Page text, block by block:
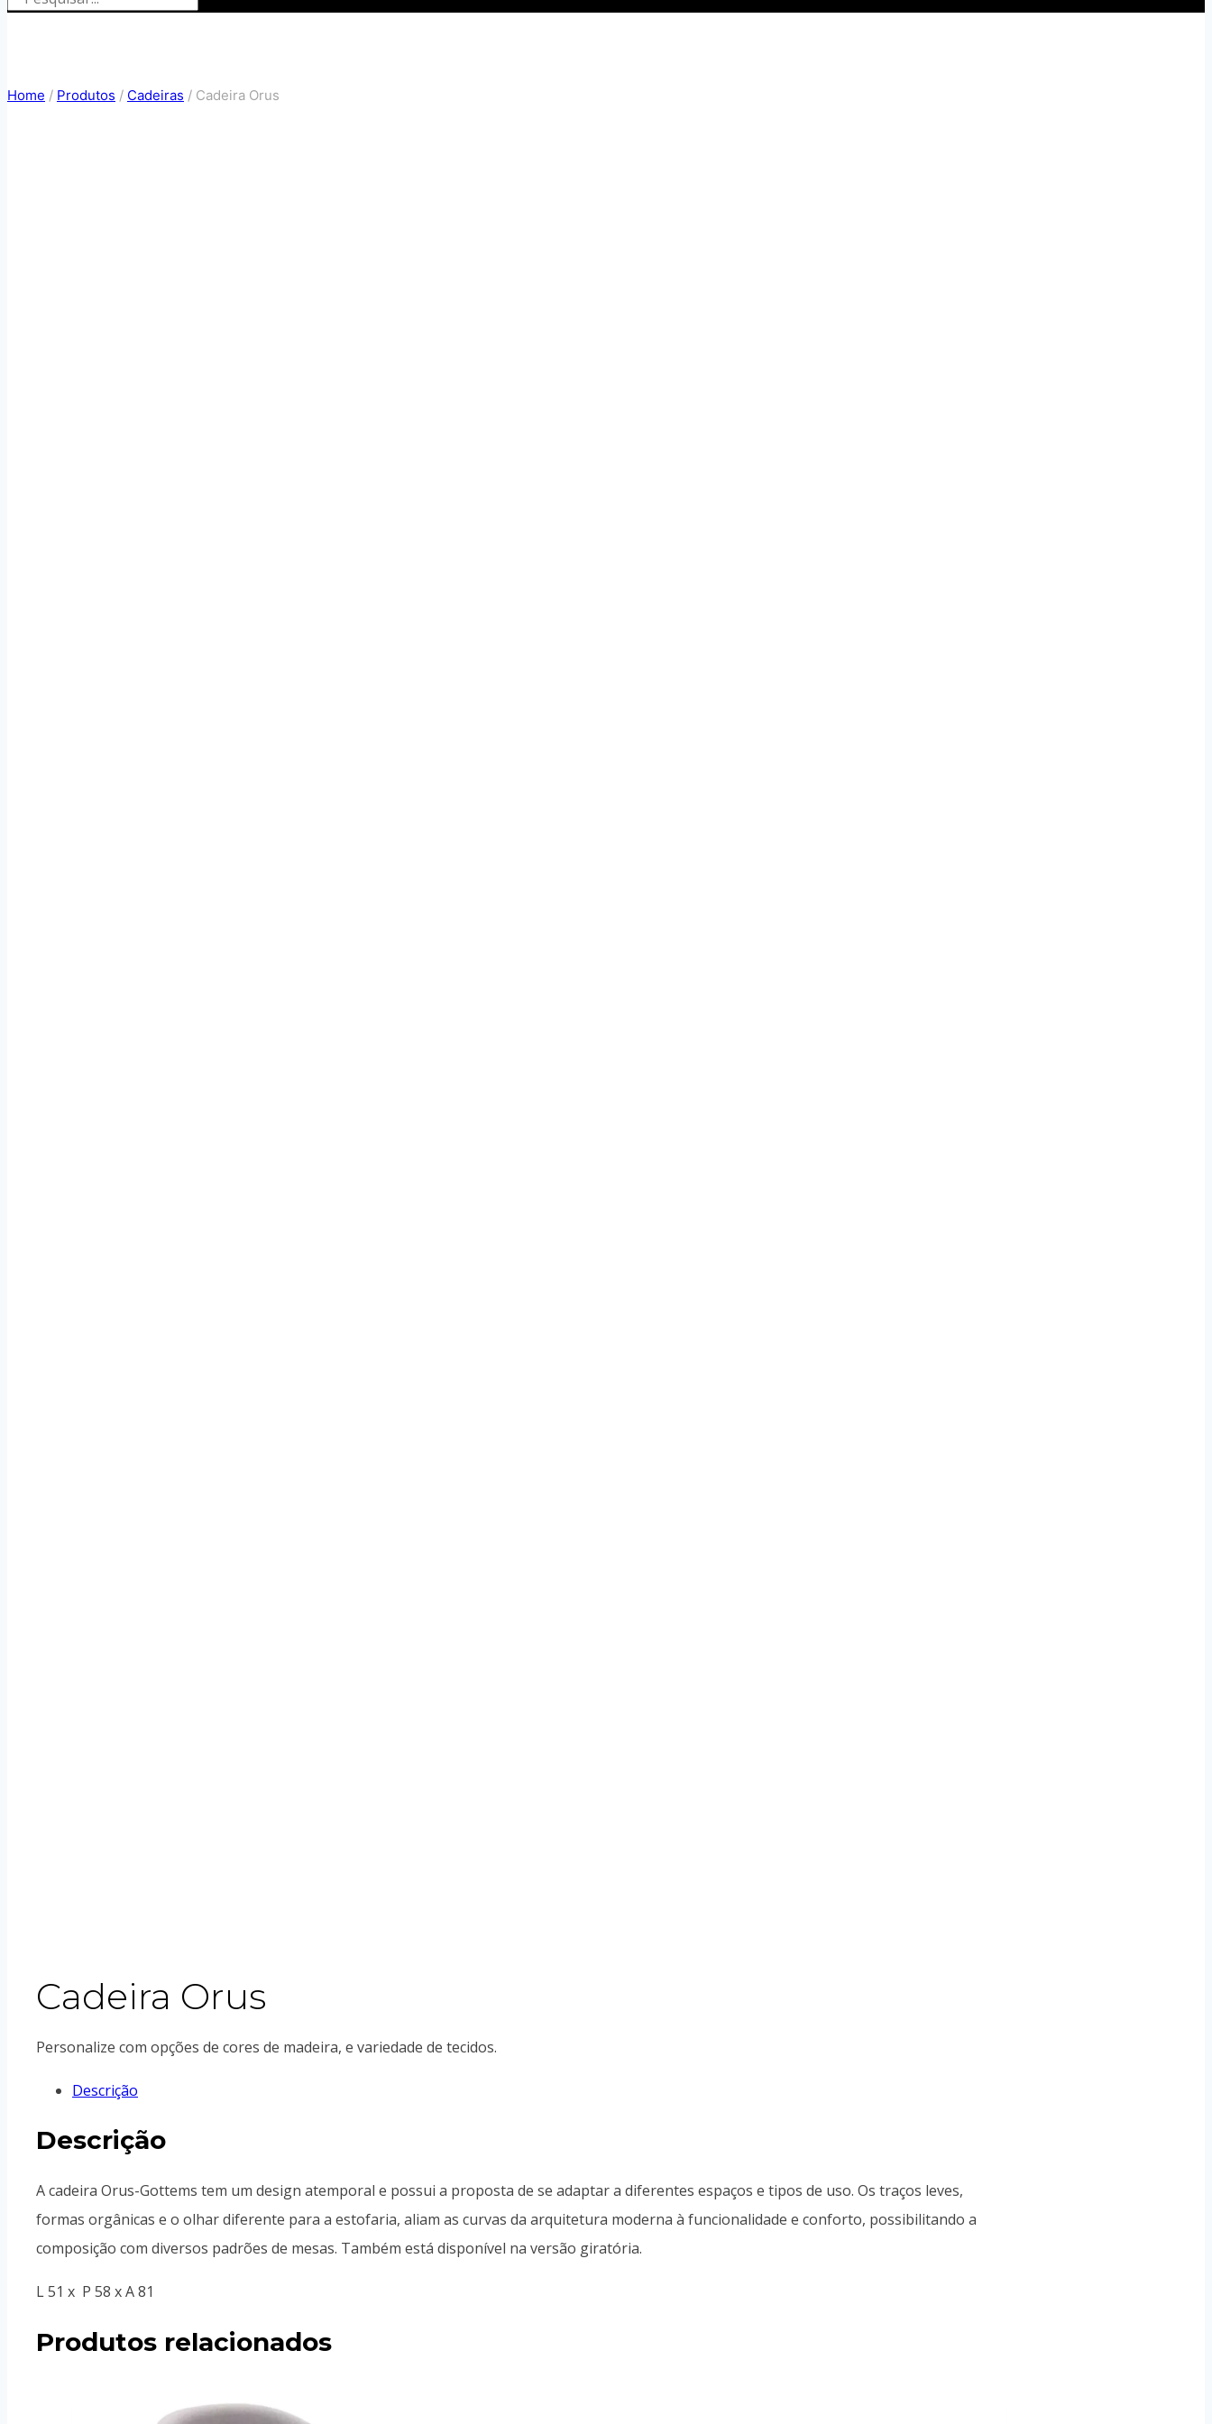
Home / Produtos / Cadeiras / Cadeira Orus
Cadeira Orus
Personalize com opções de cores de madeira, e variedade de tecidos.
Descrição
Descrição
A cadeira Orus-Gottems tem um design atemporal e possui a proposta de se adaptar a diferentes espaços e tipos de uso. Os traços leves,
formas orgânicas e o olhar diferente para a estofaria, aliam as curvas da arquitetura moderna à funcionalidade e conforto, possibilitando a
composição com diversos padrões de mesas. Também está disponível na versão giratória.
L 51 x P 58 x A 81
Produtos relacionados